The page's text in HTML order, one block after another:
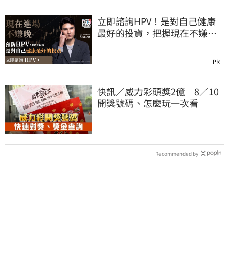
立即諮詢HPV！是對自己健康
最好的投資，把握現在不嫌
PR
快訊／威力彩頭獎2億 8／10
開獎號碼、怎麼玩一次看
Recommended by